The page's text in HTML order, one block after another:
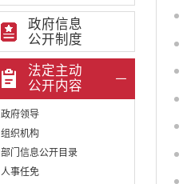
政府信息
公开制度
法定主动
公开内容
政府领导
组织机构
部门信息公开目录
人事任免